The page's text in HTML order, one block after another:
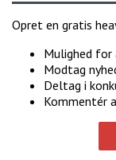
Opret en gratis
Mulighed
Modtag
Deltag i
Kommentér